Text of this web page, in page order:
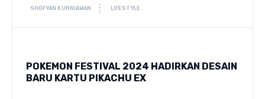
SHOFYAN KURNIAWAN LIFESTYLE
POKEMON FESTIVAL 2024 HADIRKAN DESAIN
BARU KARTU PIKACHU EX